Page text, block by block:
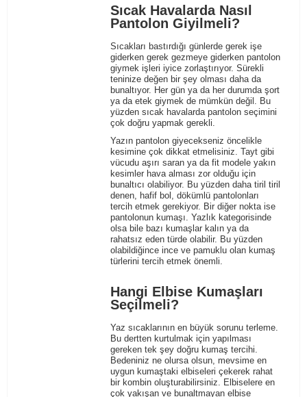
Sıcak Havalarda Nasıl
Pantolon Giyilmeli?
Sıcakları bastırdığı günlerde gerek işe
giderken gerek gezmeye giderkenpantolon
giymek işleri iyice zorlaştırıyor. Sürekli
teninize değen bir şey olması daha da
bunaltıyor. Her gün ya da her durumda şort
ya da etek giymek de mümkün değil. Bu
yüzden sıcak havalarda pantolon seçimini
çok doğru yapmak gerekli.
Yazın pantolon giyecekseniz öncelikle
kesimine çok dikkat etmelisiniz. Tayt gibi
vücudu aşırı saran ya da fit modele yakın
kesimler hava alması zor olduğu için
bunaltıcı olabiliyor. Bu yüzden daha tiril tiril
denen, hafif bol, dökümlü pantolonları
tercih etmek gerekiyor. Bir diğer nokta ise
pantolonun kumaşı. Yazlık kategorisinde
olsa bile bazı kumaşlar kalın ya da
rahatsız eden türde olabilir. Bu yüzden
olabildiğince ince ve pamuklu olan kumaş
türlerini tercih etmek önemli.
Hangi Elbise Kumaşları
Seçilmeli?
Yaz sıcaklarının en büyük sorunu terleme.
Bu dertten kurtulmak için yapılması
gereken tek şey doğru kumaş tercihi.
Bedeniniz ne olursa olsun, mevsime en
uygun kumaştaki elbiseleri çekerek rahat
bir kombin oluşturabilirsiniz. Elbiselereen
çok yakışan ve bunaltmayan elbise